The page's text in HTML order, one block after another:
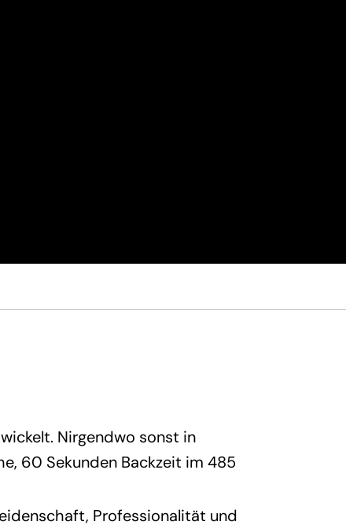
Nirgendwo sonst in
60 Sekunden Backzeit im 485
Professionalität und